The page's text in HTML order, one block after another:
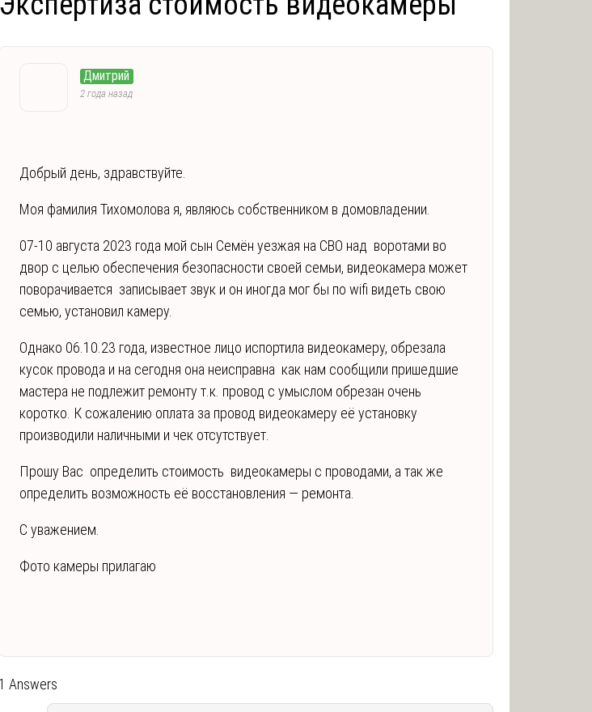
Дмитрий
2 года назад
Добрый день, здравствуйте.
Моя фамилия Тихомолова я, являюсь собственником в домовладении.
07-10 августа 2023 года мой сын Семён уезжая на СВО над воротами во
двор с целью обеспечения безопасности своей семьи, видеокамера может
поворачивается записывает звук и он иногда мог бы по wifi видеть свою
семью, установил камеру.
Однако 06.10.23 года, известное лицо испортила видеокамеру, обрезала
кусок провода и на сегодня она неисправна как нам сообщили пришедшие
мастера не подлежит ремонту т.к. провод с умыслом обрезан очень
коротко. К сожалению оплата за провод видеокамеру её установку
производили наличными и чек отсутствует.
Прошу Вас определить стоимость видеокамеры с проводами, а так же
определить возможность её восстановления — ремонта.
С уважением.
Фото камеры прилагаю
1 Answers